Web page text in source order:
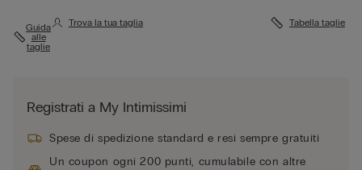
Guida
alle
taglie
Trova la tua taglia Tabella taglie
Registrati a My Intimissimi
Spese di spedizione standard e resi sempre gratuiti
Un coupon ogni 200 punti, cumulabile con altre